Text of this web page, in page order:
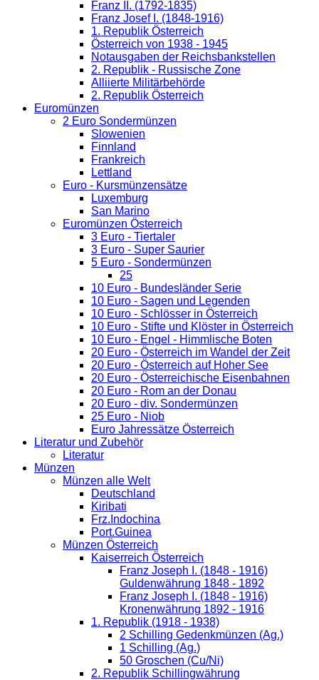
Franz II. (1792-1835)
Franz Josef I. (1848-1916)
1. Republik Österreich
Österreich von 1938 - 1945
Notausgaben der Reichsbankstellen
2. Republik - Russische Zone
Alliierte Militärbehörde
2. Republik Österreich
Euromünzen
2 Euro Sondermünzen
Slowenien
Finnland
Frankreich
Lettland
Euro - Kursmünzensätze
Luxemburg
San Marino
Euromünzen Österreich
3 Euro - Tiertaler
3 Euro - Super Saurier
5 Euro - Sondermünzen
25
10 Euro - Bundesländer Serie
10 Euro - Sagen und Legenden
10 Euro - Schlösser in Österreich
10 Euro - Stifte und Klöster in Österreich
10 Euro - Engel - Himmlische Boten
20 Euro - Österreich im Wandel der Zeit
20 Euro - Österreich auf Hoher See
20 Euro - Österreichische Eisenbahnen
20 Euro - Rom an der Donau
20 Euro - div. Sondermünzen
25 Euro - Niob
Euro Jahressätze Österreich
Literatur und Zubehör
Literatur
Münzen
Münzen alle Welt
Deutschland
Kiribati
Frz.Indochina
Port.Guinea
Münzen Österreich
Kaiserreich Österreich
Franz Joseph I. (1848 - 1916)
Guldenwährung 1848 - 1892
Franz Joseph I. (1848 - 1916)
Kronenwährung 1892 - 1916
1. Republik (1918 - 1938)
2 Schilling Gedenkmünzen (Ag.)
1 Schilling (Ag.)
50 Groschen (Cu/Ni)
2. Republik Schillingwährung